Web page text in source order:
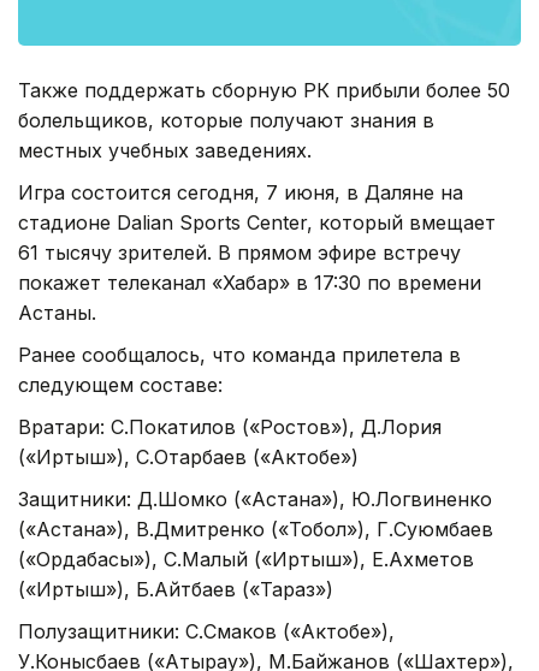
Также поддержать сборную РК прибыли более 50
болельщиков, которые получают знания в
местных учебных заведениях.
Игра состоится сегодня, 7 июня, в Даляне на
стадионе Dalian Sports Center, который вмещает
61 тысячу зрителей. В прямом эфире встречу
покажет телеканал «Хабар» в 17:30 по времени
Астаны.
Ранее сообщалось, что команда прилетела в
следующем составе:
Вратари: С.Покатилов («Ростов»), Д.Лория
(«Иртыш»), С.Отарбаев («Актобе»)
Защитники: Д.Шомко («Астана»), Ю.Логвиненко
(«Астана»), В.Дмитренко («Тобол»), Г.Суюмбаев
(«Ордабасы»), С.Малый («Иртыш»), Е.Ахметов
(«Иртыш»), Б.Айтбаев («Тараз»)
Полузащитники: С.Смаков («Актобе»),
У.Конысбаев («Атырау»), М.Байжанов («Шахтер»),